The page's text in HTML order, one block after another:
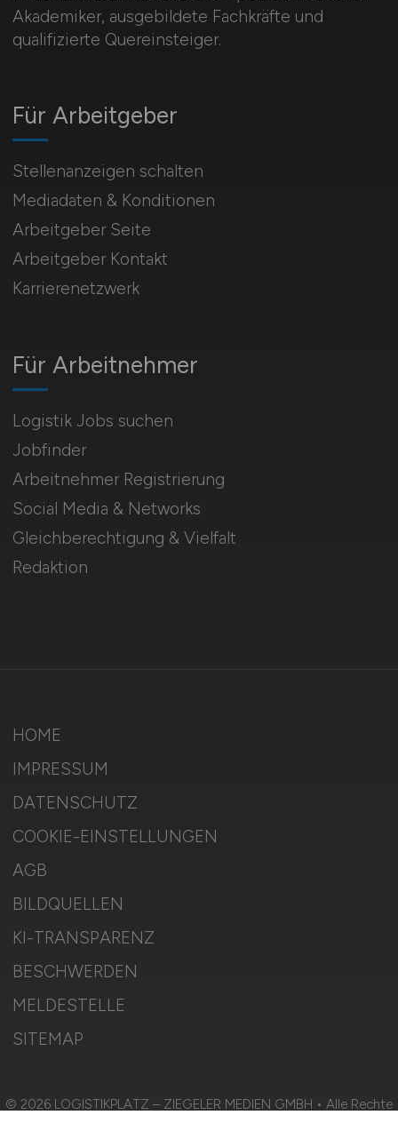
Akademiker, ausgebildete Fachkräfte und
qualifizierte Quereinsteiger.
Für Arbeitnehmer
Logistik Jobs suchen
Jobfinder
Arbeitnehmer Registrierung
Social Media & Networks
Gleichberechtigung & Vielfalt
Redaktion
Für Arbeitgeber
Stellenanzeigen schalten
Mediadaten & Konditionen
Arbeitgeber Seite
Arbeitgeber Kontakt
Karrierenetzwerk
HOME
IMPRESSUM
DATENSCHUTZ
COOKIE-EINSTELLUNGEN
AGB
BILDQUELLEN
KI-TRANSPARENZ
BESCHWERDEN
MELDESTELLE
SITEMAP
© 2026 LOGISTIKPLATZ – ZIEGELER MEDIEN GMBH • Alle Rechte